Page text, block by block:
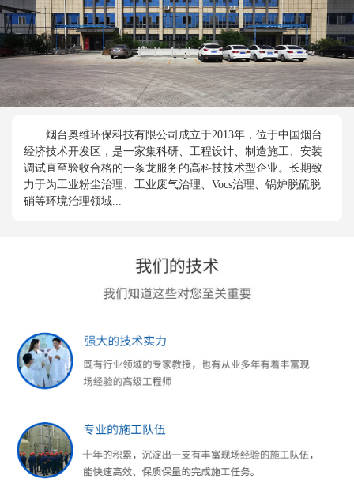
烟台奥维环保科技有限公司成立于2013年，位于中国烟台
经济技术开发区，是一家集科研、工程设计、制造施工、安装
调试直至验收合格的一条龙服务的高科技技术型企业。长期致
力于为工业粉尘治理、工业废气治理、Vocs治理、锅炉脱硫脱
硝等环境治理领域...